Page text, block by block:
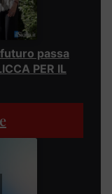
passa
PER IL